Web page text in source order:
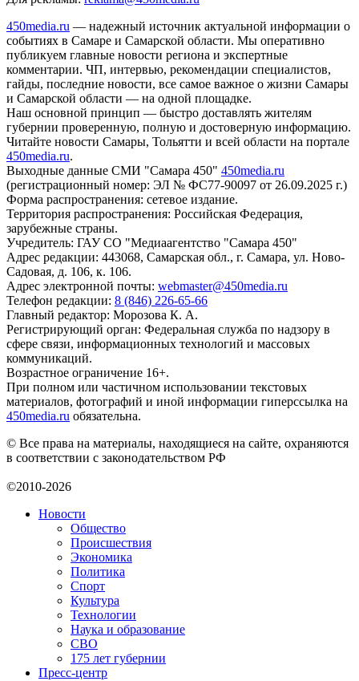
450media.ru — надежный источник актуальной информации о
событиях в Самаре и Самарской области. Мы оперативно
публикуем главные новости региона и экспертные
комментарии. ЧП, интервью, рекомендации специалистов,
гайды, последние новости, все самое важное о жизни Самары
и Самарской области — на одной площадке.
Наш основной принцип — быстро доставлять жителям
губернии проверенную, полную и достоверную информацию.
Читайте новости Самары, Тольятти и всей области на портале
450media.ru.
Выходные данные СМИ "Самара 450" 450media.ru
(регистрационный номер: ЭЛ № ФС77-90097 от 26.09.2025 г.)
Форма распространения: сетевое издание.
Территория распространения: Российская Федерация,
зарубежные страны.
Учредитель: ГАУ СО "Медиаагентство "Самара 450"
Адрес редакции: 443068, Самарская обл., г. Самара, ул. Ново-
Садовая, д. 106, к. 106.
Адрес электронной почты: webmaster@450media.ru
Телефон редакции: 8 (846) 226-65-66
Главный редактор: Морозова К. А.
Регистрирующий орган: Федеральная служба по надзору в
сфере связи, информационных технологий и массовых
коммуникаций.
Возрастное ограничение 16+.
При полном или частичном использовании текстовых
материалов, фотографий и иной информации гиперссылка на
450media.ru обязательна.
© Все права на материалы, находящиеся на сайте, охраняются
в соответствии с законодательством РФ
©2010-2026
Новости
Общество
Происшествия
Экономика
Политика
Спорт
Культура
Технологии
Наука и образование
СВО
175 лет губернии
Пресс-центр